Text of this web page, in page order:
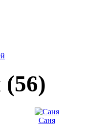
Саня